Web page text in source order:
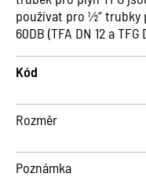
používat pro ½“ trubky
60DB (TFA DN 12 a TFG
Kód
Rozměr
Poznámka